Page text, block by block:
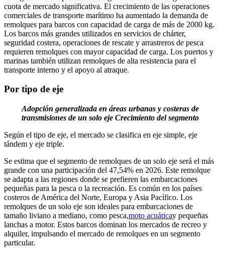
cuota de mercado significativa. El crecimiento de las operaciones
comerciales de transporte marítimo ha aumentado la demanda de
remolques para barcos con capacidad de carga de más de 2000 kg.
Los barcos más grandes utilizados en servicios de chárter,
seguridad costera, operaciones de rescate y arrastreros de pesca
requieren remolques con mayor capacidad de carga. Los puertos y
marinas también utilizan remolques de alta resistencia para el
transporte interno y el apoyo al atraque.
Por tipo de eje
Adopción generalizada en áreas urbanas y costeras de
transmisiones de un solo eje Crecimiento del segmento
Según el tipo de eje, el mercado se clasifica en eje simple, eje
tándem y eje triple.
Se estima que el segmento de remolques de un solo eje será el más
grande con una participación del 47,54% en 2026. Este remolque
se adapta a las regiones donde se prefieren las embarcaciones
pequeñas para la pesca o la recreación. Es común en los países
costeros de América del Norte, Europa y Asia Pacífico. Los
remolques de un solo eje son ideales para embarcaciones de
tamaño liviano a mediano, como pesca,moto acuáticay pequeñas
lanchas a motor. Estos barcos dominan los mercados de recreo y
alquiler, impulsando el mercado de remolques en un segmento
particular.